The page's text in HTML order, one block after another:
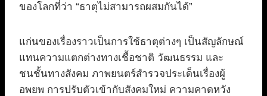
ของโลกที่ว่า “ธาตุไม่สามารถผสมกันได้”
แก่นของเรื่องราวเป็นการใช้ธาตุต่างๆ เป็นสัญลักษณ์
แทนความแตกต่างทางเชื้อชาติ วัฒนธรรม และ
ชนชั้นทางสังคม ภาพยนตร์สำรวจประเด็นเรื่องผู้
อพยพ การปรับตัวเข้ากับสังคมใหม่ ความคาดหวัง